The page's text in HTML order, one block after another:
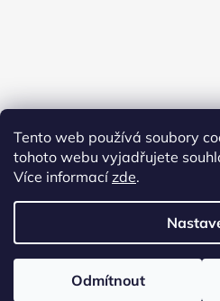
Tento web používá soubory
tohoto webu vyjadřujete
Více informacízde.
Odmítnout
Vytvořil
Copyright 2026